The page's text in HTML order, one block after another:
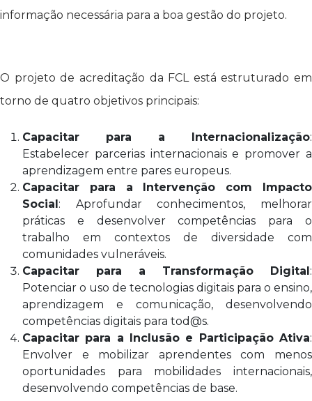
informação necessária para a boa gestão do projeto.
O projeto de acreditação da FCL está estruturado em
torno de quatro objetivos principais:
Capacitar para a Internacionalização:
Estabelecer parcerias internacionais e promover a
aprendizagem entre pares europeus.
Capacitar para a Intervenção com Impacto
Social : Aprofundar conhecimentos, melhorar
práticas e desenvolver competências para o
trabalho em contextos de diversidade com
comunidades vulneráveis.
Capacitar para a Transformação Digital :
Potenciar o uso de tecnologias digitais para o ensino,
aprendizagem e comunicação, desenvolvendo
competências digitais para tod@s.
Capacitar para a Inclusão e Participação Ativa:
Envolver e mobilizar aprendentes com menos
oportunidades para mobilidades internacionais,
desenvolvendo competências de base.